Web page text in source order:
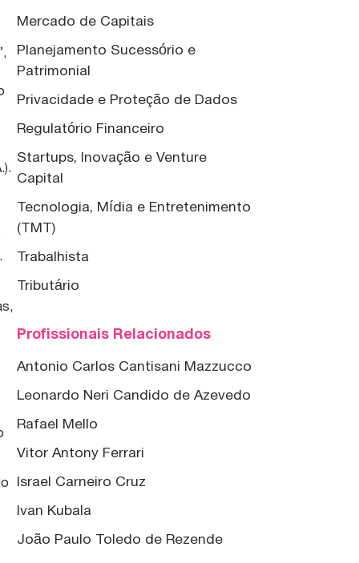
Mercado de Capitais
Planejamento Sucessório e
Patrimonial
Privacidade e Proteção de Dados
Regulatório Financeiro
Startups, Inovação e Venture
Capital
Tecnologia, Mídia e Entretenimento
(TMT)
Trabalhista
Tributário
Profissionais Relacionados
Antonio Carlos Cantisani Mazzucco
Leonardo Neri Candido de Azevedo
Rafael Mello
Vitor Antony Ferrari
Israel Carneiro Cruz
Ivan Kubala
João Paulo Toledo de Rezende